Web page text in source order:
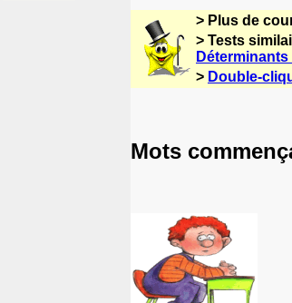
> Plus de
> Tests
> Double-
Mots